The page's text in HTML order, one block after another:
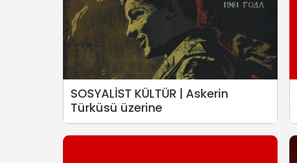
SOSYALİST KÜLTÜR | Askerin
Türküsü üzerine